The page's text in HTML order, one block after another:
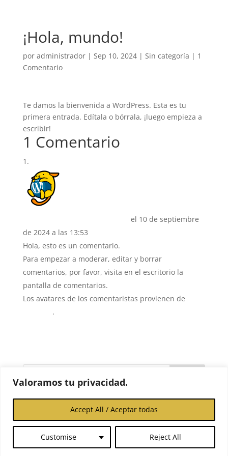
Valoramos tu privacidad.
Customise Reject All
Accept All / Aceptar todas
¡Hola, mundo!
por administrador| Sep 10, 2024| Sin categoría | 1
Comentario
Te damos la bienvenida a WordPress. Esta es tu
primera entrada. Edítala o bórrala, ¡luego empieza a
escribir!
1 Comentario
el 10 de septiembre
de 2024 a las 13:53
Hola, esto es un comentario.
Para empezar a moderar, editar y borrar
comentarios, por favor, visita en el escritorio la
pantalla de comentarios.
Los avatares de los comentaristas provienen de
.
Entradas recientes
¡Hola, mundo!
Comentarios recientes